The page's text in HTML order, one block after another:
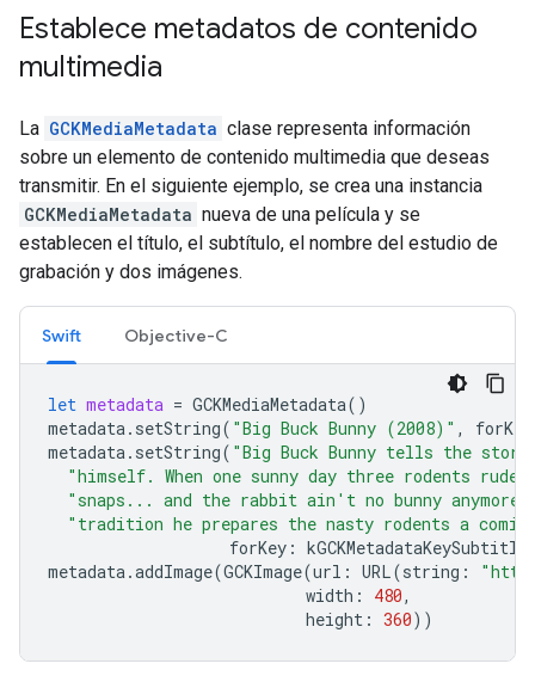
Establece metadatos de contenido
multimedia
La GCKMediaMetadata clase representa información
sobre un elemento de contenido multimedia que deseas
transmitir. En el siguiente ejemplo, se crea una instancia
GCKMediaMetadata nueva de una película y se
establecen el título, el subtítulo, el nombre del estudio de
grabación y dos imágenes.
Swift Objective-C
let metadata = GCKMediaMetadata()
metadata. setString( "Big Buck Bunny (2008)" , forKey
metadata. setString( "Big Buck Bunny tells the
"himself. When one sunny day three rodents
"snaps... and the rabbit ain't no bunny
"tradition he prepares the nasty rodents a
forKey : kGCKMetadataKeySubtitle
metadata.addImage(GCKImage(url : URL(string :
width : 480,
height : 360))